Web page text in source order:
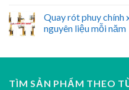
Quay rót phuy
nguyên liệu mỗi năm
TÌM SẢN PHẨM THEO